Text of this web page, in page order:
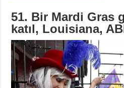
51. Bir Mardi Gras
katıl, Louisiana,